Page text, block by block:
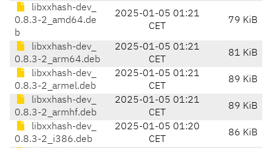
libxxhash-dev_
0.8.3-2_amd64.de
b
2025-01-05 01:21
CET
79 KiB
libxxhash-dev_
0.8.3-2_arm64.deb
2025-01-05 01:21
CET
81 KiB
libxxhash-dev_
0.8.3-2_armel.deb
2025-01-05 01:21
CET
89 KiB
libxxhash-dev_
0.8.3-2_armhf.deb
2025-01-05 01:21
CET
89 KiB
libxxhash-dev_
0.8.3-2_i386.deb
2025-01-05 01:20
CET
86 KiB